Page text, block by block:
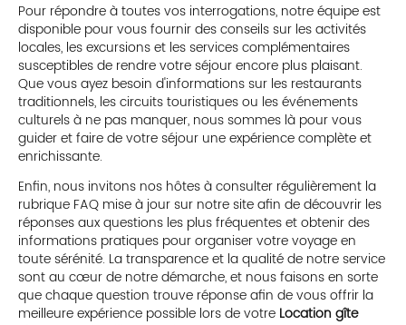
Pour répondre à toutes vos interrogations, notre équipe est
disponible pour vous fournir des conseils sur les activités
locales, les excursions et les services complémentaires
susceptibles de rendre votre séjour encore plus plaisant.
Que vous ayez besoin d'informations sur les restaurants
traditionnels, les circuits touristiques ou les événements
culturels à ne pas manquer, nous sommes là pour vous
guider et faire de votre séjour une expérience complète et
enrichissante.
Enfin, nous invitons nos hôtes à consulter régulièrement la
rubrique FAQ mise à jour sur notre site afin de découvrir les
réponses aux questions les plus fréquentes et obtenir des
informations pratiques pour organiser votre voyage en
toute sérénité. La transparence et la qualité de notre service
sont au cœur de notre démarche, et nous faisons en sorte
que chaque question trouve réponse afin de vous offrir la
meilleure expérience possible lors de votre Location gîte